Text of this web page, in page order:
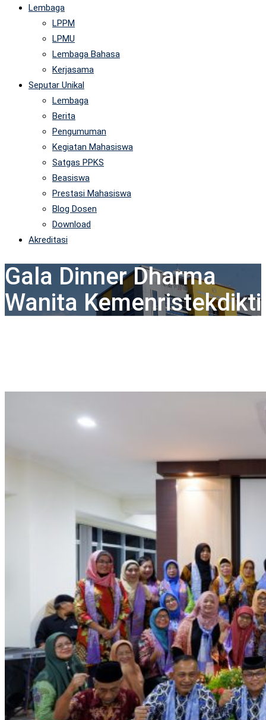
Lembaga
LPPM
LPMU
Lembaga Bahasa
Kerjasama
Seputar Unikal
Lembaga
Berita
Pengumuman
Kegiatan Mahasiswa
Satgas PPKS
Beasiswa
Prestasi Mahasiswa
Blog Dosen
Download
Akreditasi
Gala Dinner Dharma
Wanita Kemenristekdikti